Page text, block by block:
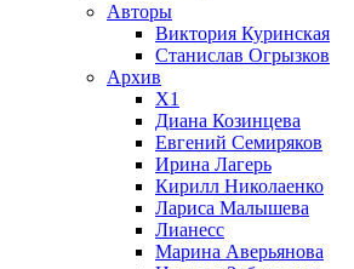
Авторы
Виктория Куринская
Станислав Огрызков
Архив
X1
Диана Козинцева
Евгений Семиряков
Ирина Лагерь
Кирилл Николаенко
Лариса Малышева
Лианесс
Марина Аверьянова